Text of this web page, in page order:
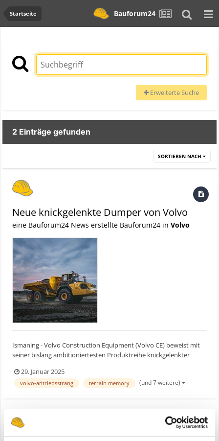
Startseite Bauforum24
Erweiterte Suche
2 Einträge gefunden
SORTIEREN NACH
Neue knickgelenkte Dumper von Volvo
eine Bauforum24 News erstellte Bauforum24 in Volvo
Ismaning - Volvo Construction Equipment (Volvo CE) beweist mit
seiner bislang ambitioniertesten Produktreihe knickgelenkter
maximaler Sicherheit und höchster Produktivität – selbst für die
härtesten Baueinsätze der Welt. Bauforum24 Artik...
29. Januar 2025
volvo-antriebsstrang terrain memory (und 7 weitere)